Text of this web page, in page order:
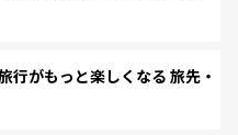
がもっと楽しくなる 旅先・